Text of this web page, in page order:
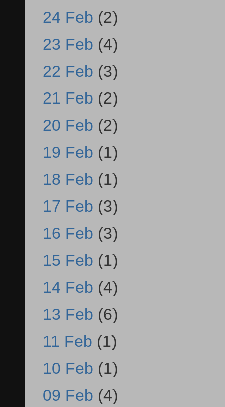
24 Feb (2)
23 Feb (4)
22 Feb (3)
21 Feb (2)
20 Feb (2)
19 Feb (1)
18 Feb (1)
17 Feb (3)
16 Feb (3)
15 Feb (1)
14 Feb (4)
13 Feb (6)
11 Feb (1)
10 Feb (1)
09 Feb (4)